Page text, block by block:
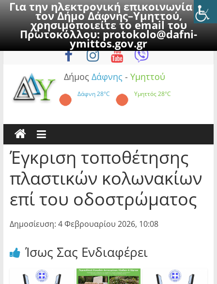
Για την ηλεκτρονική επικοινωνία με
τον Δήμο Δάφνης–Υμηττού,
χρησιμοποιείτε το email του
Πρωτοκόλλου:protokolo@dafni-
ymittos.gov.gr
to
Δευτέρα, 10 Αυγούστου 2026
Δήμος Δάφνης - Υμηττού
Δάφνη28°C Υμηττός28°C
Έγκριση τοποθέτησης
πλαστικών κολωνακίων
επί του οδοστρώματος
Δημοσίευση: 4 Φεβρουαρίου 2026, 10:08
Ίσως Σας Ενδιαφέρει